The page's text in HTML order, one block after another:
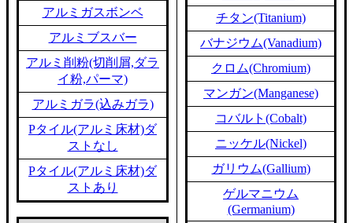
アルミガスボンベ
アルミブスバー
アルミ削粉(切削屑,ダラ
イ粉,パーマ)
アルミガラ(込みガラ)
Pタイル(アルミ床材)ダ
ストなし
Pタイル(アルミ床材)ダ
ストあり
チタン(Titanium)
バナジウム(Vanadium)
クロム(Chromium)
マンガン(Manganese)
コバルト(Cobalt)
ニッケル(Nickel)
ガリウム(Gallium)
ゲルマニウム
(Germanium)